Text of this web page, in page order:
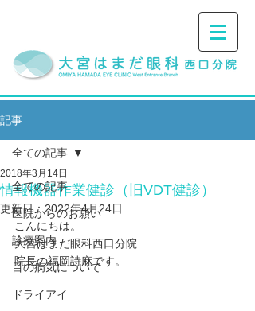
記事
全ての記事
医院からのお願い
診療案内
目の病気について
ドライアイ
全ての記事
情報機器作業健診（旧VDT健診）
2018年3月14日
更新日：2022年4月24日
こんにちは。
大宮はまだ眼科西口分院
院長の福岡詩麻です。